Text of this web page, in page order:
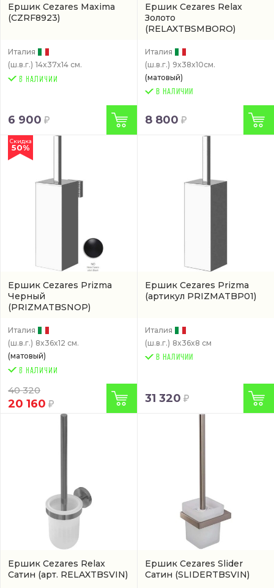
Ершик Cezares Maxima
(CZRF8923)
Италия
(ш.в.г.) 14x37x14 см.
6 900
Ершик Cezares Relax
Золото
(RELAXTBSMBORO)
Италия
(ш.в.г.) 9x38x10см.
(матовый)
В НАЛИЧИИ
8 800
Ершик Cezares Prizma
Черный
(PRIZMATBSNOP)
Скидка
50%
Италия
(ш.в.г.) 8x36x12 см.
(матовый)
40 320
20 160
Ершик Cezares Prizma
(артикул PRIZMATBP01)
Италия
(ш.в.г.) 8x36x8 см
В НАЛИЧИИ
31 320
Ершик Cezares Relax
Сатин (арт. RELAXTBSVIN)
Ершик Cezares Slider
Сатин (SLIDERTBSVIN)